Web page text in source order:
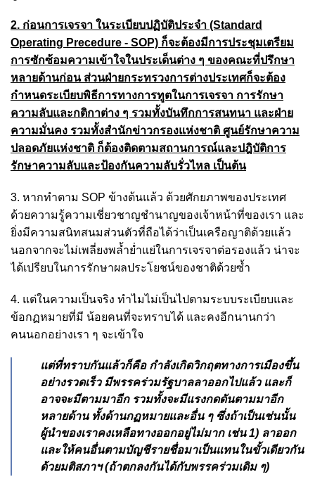
2. ก่อนการเจรจา ในระเบียบปฏิบัติประจำ (Standard
Operating Precedure - SOP) ก็จะต้องมีการประชุมเตรียม
การซักซ้อมความเข้าใจในประเด็นต่าง ๆ ของคณะที่ปรึกษา
หลายด้านก่อน ส่วนฝ่ายกระทรวงการต่างประเทศก็จะต้อง
กำหนดระเบียบพิธีการทางการทูตในการเจรจา การรักษา
ความลับและกติกาต่าง ๆ รวมทั้งบันทึกการสนทนา และฝ่าย
ความมั่นคง รวมทั้งสำนักข่าวกรองแห่งชาติ ศูนย์รักษาความ
ปลอดภัยแห่งชาติ ก็ต้องติดตามสถานการณ์และปฎิบัติการ
รักษาความลับและป้องกันความลับรั่วไหล เป็นต้น
3. หากทำตาม SOP ข้างต้นแล้ว ด้วยศักยภาพของประเทศ
ด้วยความรู้ความเชี่ยวชาญชำนาญของเจ้าหน้าที่ของเรา และ
ยิ่งมีความสนิทสนมส่วนตัวที่ถือได้ว่าเป็นเครือญาติด้วยแล้ว
นอกจากจะไม่เพลี่ยงพล้ำย่ำแย่ในการเจรจาต่อรองแล้ว น่าจะ
ได้เปรียบในการรักษาผลประโยชน์ของชาติด้วยซ้ำ
4. แต่ในความเป็นจริง ทำไมไม่เป็นไปตามระบบระเบียบและ
ข้อกฏหมายที่มี น้อยคนที่จะทราบได้ และคงอีกนานกว่า
คนนอกอย่างเรา ๆ จะเข้าใจ
แต่ที่ทราบกันแล้วก็คือ กำลังเกิดวิกฤตทางการเมืองขึ้น
อย่างรวดเร็ว มีพรรคร่วมรัฐบาลลาออกไปแล้ว และก็
อาจจะมีตามมาอีก รวมทั้งจะมีแรงกดดันตามมาอีก
หลายด้าน ทั้งด้านกฏหมายและอื่น ๆ ซึ่งถ้าเป็นเช่นนั้น
ผู้นำของเราคงเหลือทางออกอยู่ไม่มาก เช่น 1) ลาออก
และให้คนอื่นตามบัญชีรายชื่อมาเป็นแทนในขั้วเดียวกัน
ด้วยมติสภาฯ (ถ้าตกลงกันได้กับพรรคร่วมเดิม ๆ)